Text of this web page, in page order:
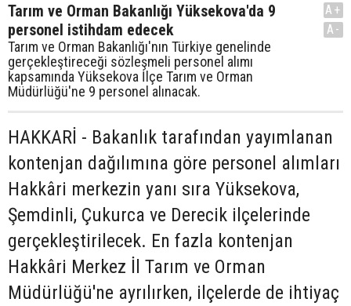
Tarım ve Orman Bakanlığı Yüksekova'da 9
personel istihdam edecek
Tarım ve Orman Bakanlığı'nın Türkiye genelinde
gerçekleştireceği sözleşmeli personel alımı
kapsamında Yüksekova İlçe Tarım ve Orman
Müdürlüğü'ne 9 personel alınacak.
A+
A-
HAKKARİ - Bakanlık tarafından yayımlanan
kontenjan dağılımına göre personel alımları
Hakkâri merkezin yanı sıra Yüksekova,
Şemdinli, Çukurca ve Derecik ilçelerinde
gerçekleştirilecek. En fazla kontenjan
Hakkâri Merkez İl Tarım ve Orman
Müdürlüğü'ne ayrılırken, ilçelerde de ihtiyaç